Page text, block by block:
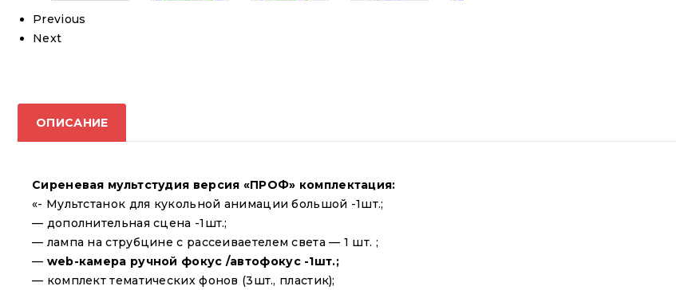
Previous
Next
ОПИСАНИЕ
Сиреневая мультстудия версия «ПРОФ» комплектация:
«- Мультстанок для кукольной анимации большой -1шт.;
— дополнительная сцена -1шт.;
— лампа на струбцине c рассеиваетелем света — 1 шт. ;
— web-камера ручной фокус /автофокус -1шт.;
— комплект тематических фонов (3шт., пластик);